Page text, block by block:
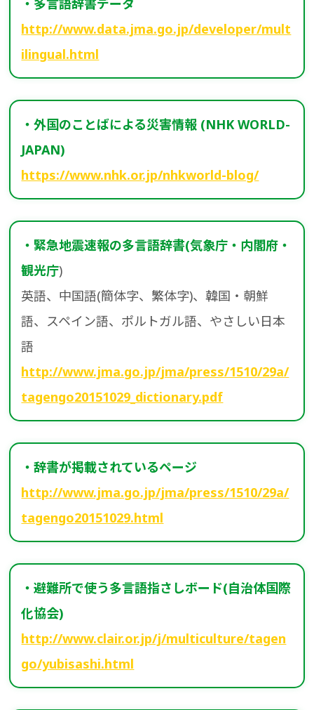
http://www.data.jma.go.jp/developer/mult
ilingual.html
・外国のことばによる災害情報 (NHK WORLD-
JAPAN)
https://www.nhk.or.jp/nhkworld-blog/
・緊急地震速報の多言語辞書(気象庁・内閣府・
観光庁)
英語、中国語(簡体字、繁体字)、韓国・朝鮮
語、スペイン語、ポルトガル語、やさしい日本
語
http://www.jma.go.jp/jma/press/1510/29a/
tagengo20151029_dictionary.pdf
・辞書が掲載されているページ
http://www.jma.go.jp/jma/press/1510/29a/
tagengo20151029.html
・避難所で使う多言語指さしボード(自治体国際
化協会)
http://www.clair.or.jp/j/multiculture/tagen
go/yubisashi.html